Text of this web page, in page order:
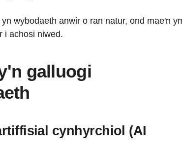
wybodaeth anwir o ran natur, ond mae'n
i achosi niwed.
galluogi
cynhyrchiol (AI